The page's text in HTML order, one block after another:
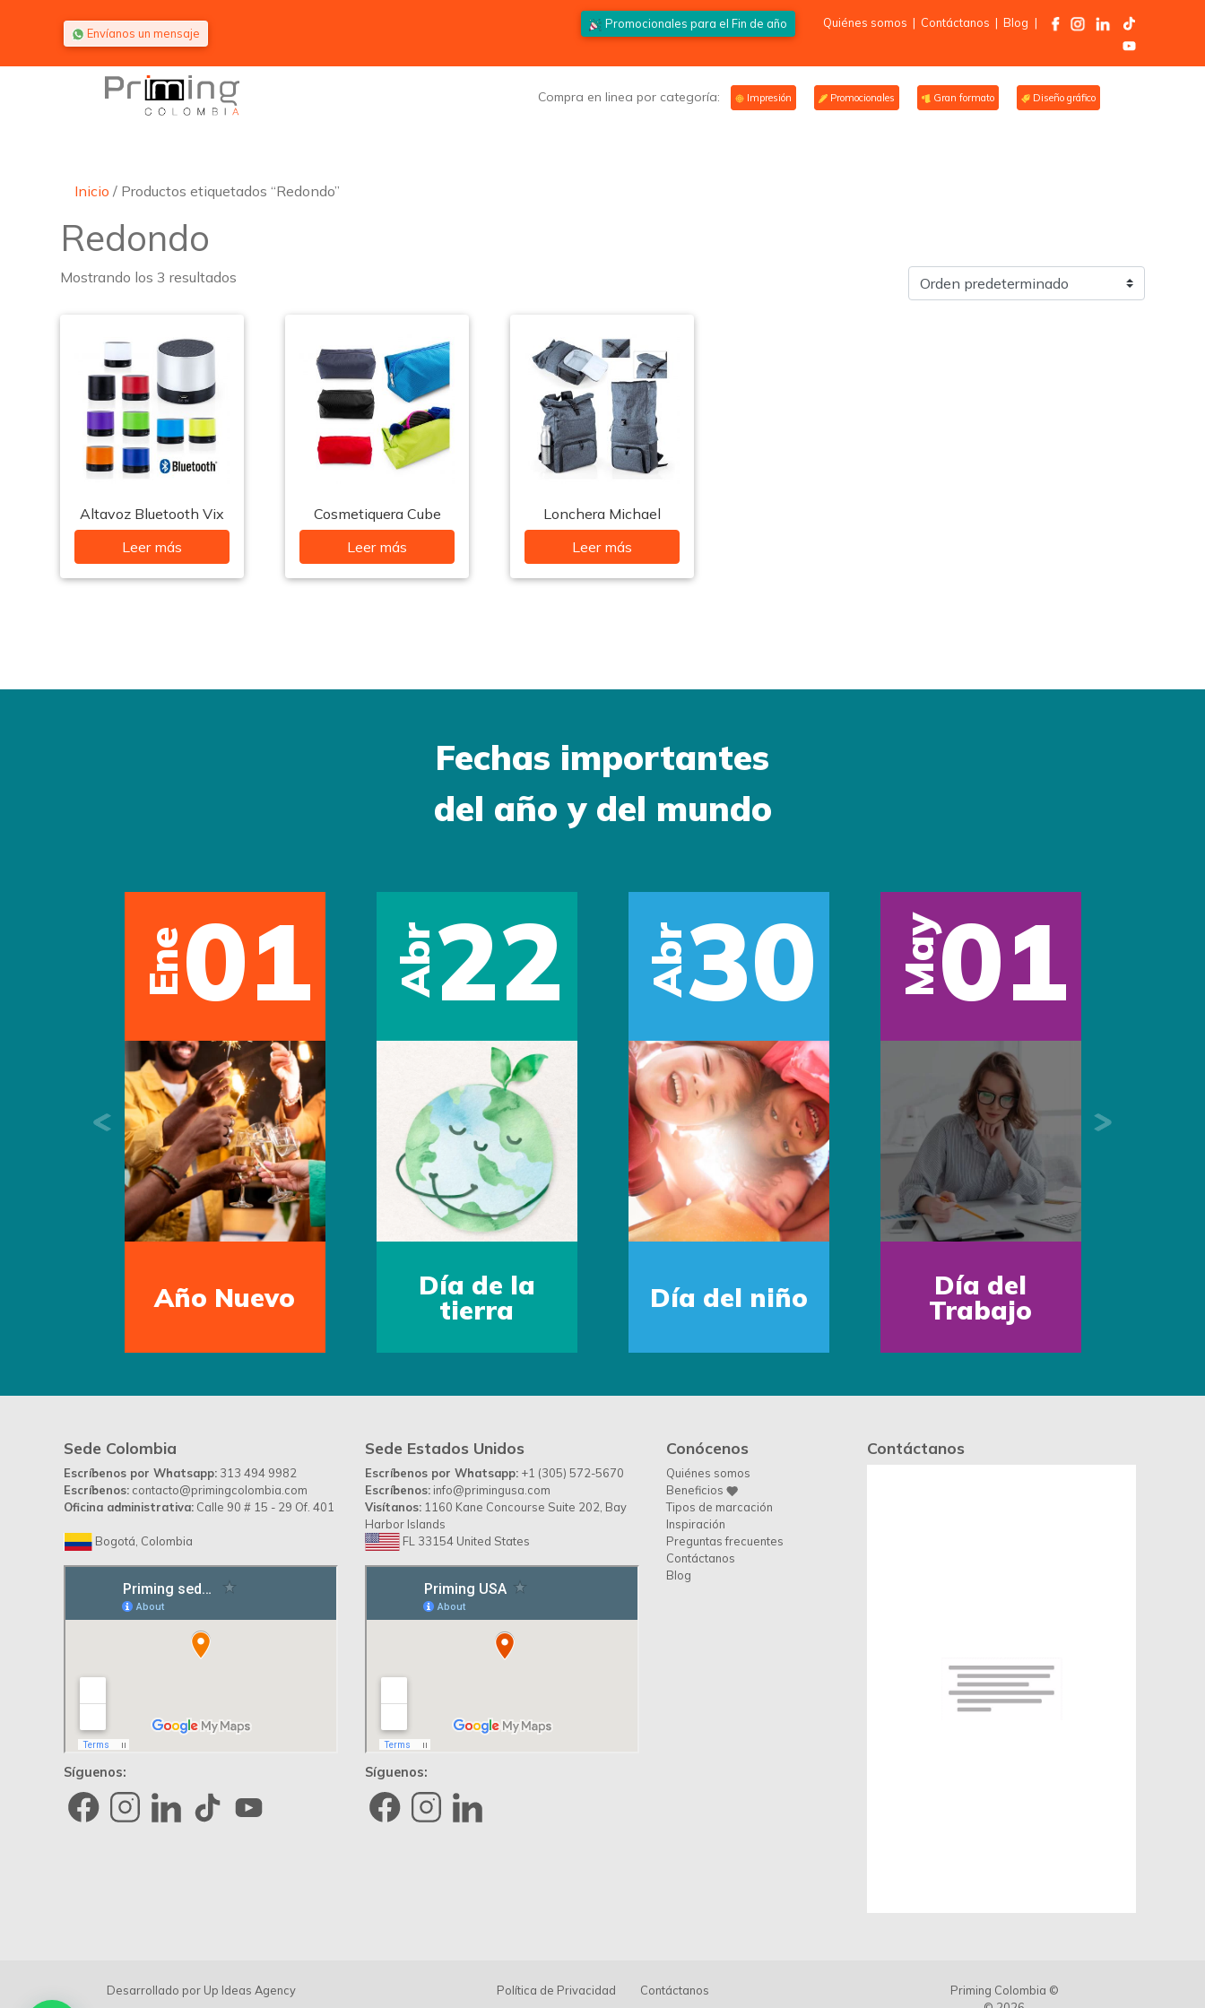
Envíanos un mensaje
Promocionales para elFin de año Quiénes somos | Contáctanos | Blog |
Compra en linea por categoría: Impresión Promocionales Gran formato Diseño gráfico
Inicio / Productos etiquetados “Redondo”
Redondo
Mostrando los 3 resultados
Altavoz Bluetooth Vix
Leer más
Cosmetiquera Cube
Leer más
Lonchera Michael
Leer más
Fechas importantes
del año y del mundo
Ene01
Año Nuevo
Abr22
Día de la
tierra
Abr30
Día del niño
May01
Día del
Trabajo
Previous Next
Sede Colombia
Escríbenos por Whatsapp: 313 494 9982
Escríbenos: contacto@primingcolombia.com
Oficina administrativa: Calle 90 # 15 - 29 Of. 401
Bogotá, Colombia
Síguenos:
Sede Estados Unidos
Escríbenos por Whatsapp: +1 (305) 572-5670
Escríbenos: info@primingusa.com
Visítanos: 1160 Kane Concourse Suite 202, Bay
Harbor Islands
FL 33154 United States
Síguenos:
Conócenos
Quiénes somos
Beneficios
Tipos de marcación
Inspiración
Preguntas frecuentes
Contáctanos
Blog
Contáctanos
Desarrollado por Up Ideas Agency Política de Privacidad Contáctanos
Priming Colombia ©